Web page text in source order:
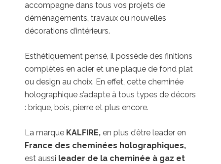
accompagne dans tous vos projets de
déménagements, travaux ou nouvelles
décorations d’intérieurs.
Esthétiquement pensé, il possède des finitions
complètes en acier et une plaque de fond plat
ou design au choix. En effet, cette cheminée
holographique s’adapte à tous types de décors
: brique, bois, pierre et plus encore.
La marque KALFIRE, en plus d’être leader en
France des cheminées holographiques,
est aussi leader de la cheminée à gaz et